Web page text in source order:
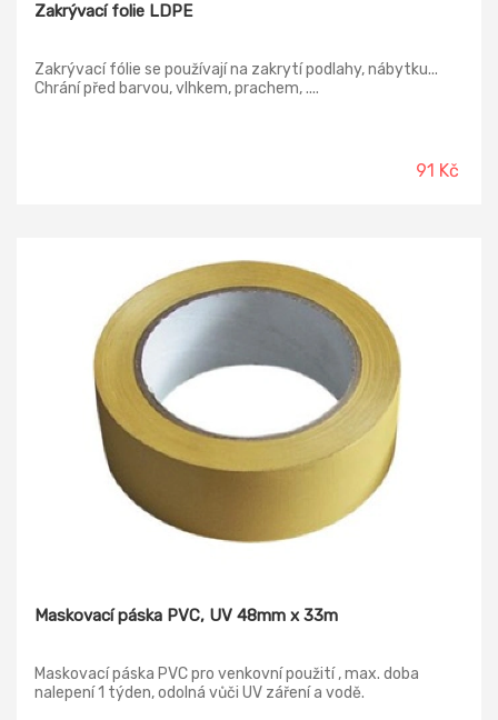
Zakrývací folie LDPE
Zakrývací fólie se používají na zakrytí podlahy, nábytku...
Chrání před barvou, vlhkem, prachem, ....
91 Kč
Maskovací páska PVC, UV 48mm x 33m
Maskovací páska PVC pro venkovní použití , max. doba
nalepení 1 týden, odolná vůči UV záření a vodě.